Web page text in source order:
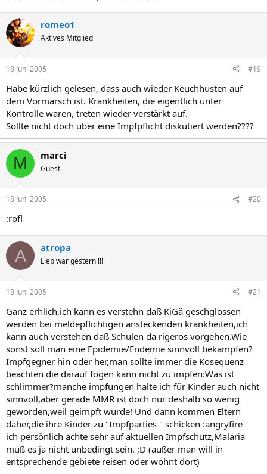
romeo1
Aktives Mitglied
18 Juni 2005 #19
Habe kürzlich gelesen, dass auch wieder Keuchhusten auf
dem Vormarsch ist. Krankheiten, die eigentlich unter
Kontrolle waren, treten wieder verstärkt auf.
Sollte nicht doch über eine Impfpflicht diskutiert werden????
M marci
Guest
18 Juni 2005 #20
:rofl
A atropa
Lieb war gestern !!!
18 Juni 2005 #21
Ganz erhlich,ich kann es verstehn daß KiGä geschglossen
werden bei meldepflichtigen ansteckenden krankheiten,ich
kann auch verstehen daß Schulen da rigeros vorgehen.Wie
sonst soll man eine Epidemie/Endemie sinnvoll bekämpfen?
Impfgegner hin oder her,man sollte immer die Kosequenz
beachten die darauf fogen kann nicht zu impfen:Was ist
schlimmer?manche impfungen halte ich für Kinder auch nicht
sinnvoll,aber gerade MMR ist doch nur deshalb so wenig
geworden,weil geimpft wurde! Und dann kommen Eltern
daher,die ihre Kinder zu "Impfparties " schicken :angryfire
ich persönlich achte sehr auf aktuellen Impfschutz,Malaria
muß es ja nicht unbedingt sein. ;D (außer man will in
entsprechende gebiete reisen oder wohnt dort)